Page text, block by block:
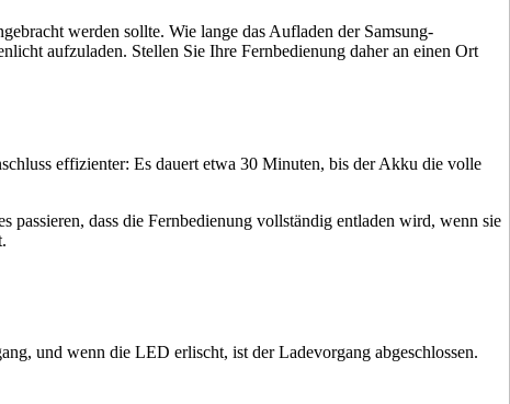
werden sollte. Wie lange das Aufladen der Samsung-
aufzuladen. Stellen Sie Ihre Fernbedienung daher an einen Ort
effizienter: Es dauert etwa 30 Minuten, bis der Akku die volle
dass die Fernbedienung vollständig entladen wird, wenn sie
und wenn die LED erlischt, ist der Ladevorgang abgeschlossen.